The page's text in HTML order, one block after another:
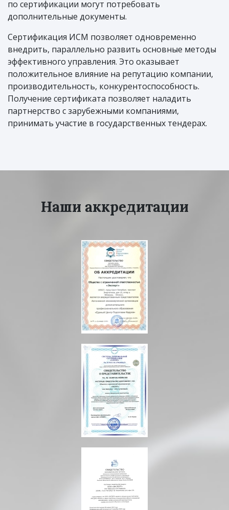
по сертификации могут потребовать
дополнительные документы.
Сертификация ИСМ позволяет одновременно
внедрить, параллельно развить основные методы
эффективного управления. Это оказывает
положительное влияние на репутацию компании,
производительность, конкурентоспособность.
Получение сертификата позволяет наладить
партнерство с зарубежными компаниями,
принимать участие в государственных тендерах.
Наши аккредитации